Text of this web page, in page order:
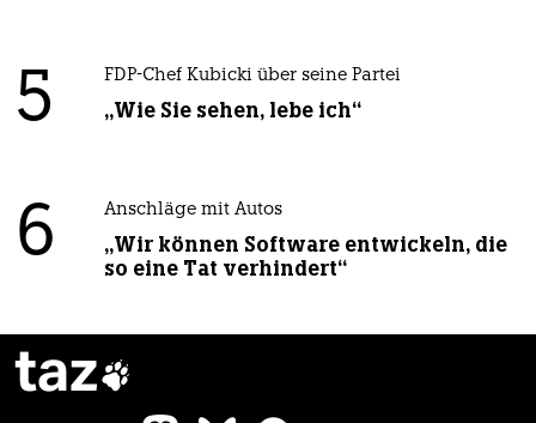
5 FDP-Chef Kubicki über seine Partei
„Wie Sie sehen, lebe ich“
6 Anschläge mit Autos
„Wir können Software entwickeln, die
so eine Tat verhindert“
taz